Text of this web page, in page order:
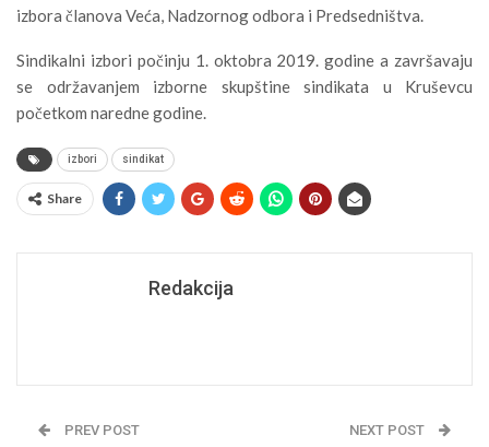
izbora članova Veća, Nadzornog odbora i Predsedništva.
Sindikalni izbori počinju 1. oktobra 2019. godine a završavaju
se održavanjem izborne skupštine sindikata u Kruševcu
početkom naredne godine.
izbori sindikat
Share
Redakcija
PREV POST NEXT POST